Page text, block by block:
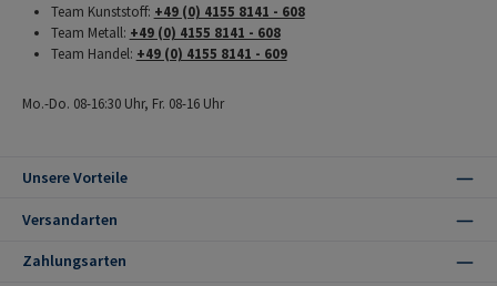
Team Kunststoff: +49 (0) 4155 8141 - 608
Team Metall: +49 (0) 4155 8141 - 608
Team Handel: +49 (0) 4155 8141 - 609
Mo.-Do. 08-16:30 Uhr, Fr. 08-16 Uhr
Unsere Vorteile
Versandarten
Zahlungsarten